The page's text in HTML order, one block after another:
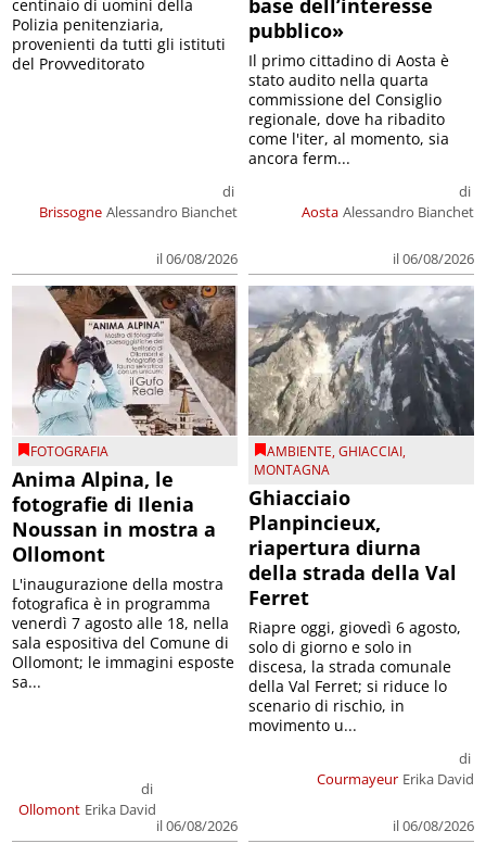
Brissogne
di
Alessandro Bianchet
il 06/08/2026
centinaio di uomini della
Polizia penitenziaria,
provenienti da tutti gli istituti
del Provveditorato
base dell’interesse
pubblico»
Aosta
di
Alessandro Bianchet
il 06/08/2026
Il primo cittadino di Aosta è
stato audito nella quarta
commissione del Consiglio
regionale, dove ha ribadito
come l'iter, al momento, sia
ancora ferm...
FOTOGRAFIA
Anima Alpina, le
fotografie di Ilenia
Noussan in mostra a
Ollomont
Ollomont
di
Erika David
il 06/08/2026
L'inaugurazione della mostra
fotografica è in programma
venerdì 7 agosto alle 18, nella
sala espositiva del Comune di
Ollomont; le immagini esposte
sa...
AMBIENTE,GHIACCIAI,
MONTAGNA
Ghiacciaio
Planpincieux,
riapertura diurna
della strada della Val
Ferret
Courmayeur
di
Erika David
il 06/08/2026
Riapre oggi, giovedì 6 agosto,
solo di giorno e solo in
discesa, la strada comunale
della Val Ferret; si riduce lo
scenario di rischio, in
movimento u...